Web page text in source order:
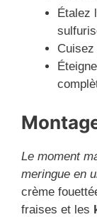
Étalez
Cuisez
Le moment
meringue en
crème
fraises et les